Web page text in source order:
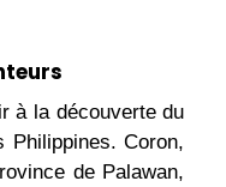
à la découverte du
Philippines. Coron,
de Palawan,